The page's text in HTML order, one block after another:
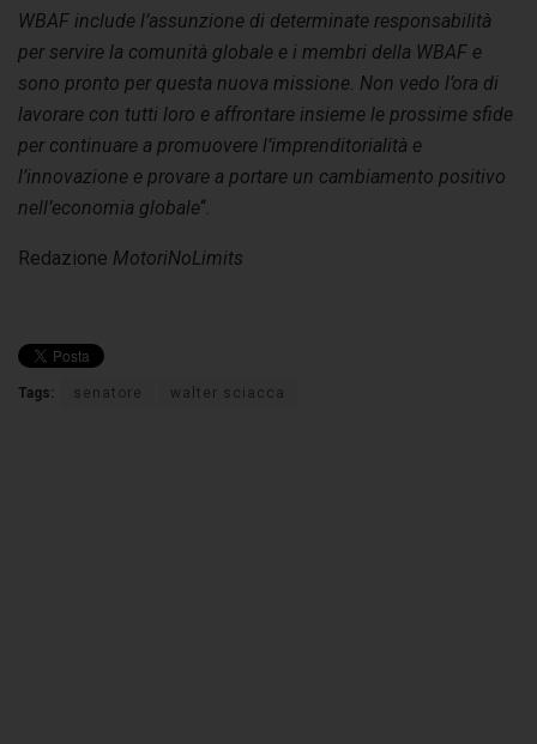
WBAF include l’assunzione di determinate responsabilità
per servire la comunità globale e i membri della WBAF e
sono pronto per questa nuova missione. Non vedo l’ora di
lavorare con tutti loro e affrontare insieme le prossime sfide
per continuare a promuovere l’imprenditorialità e
l’innovazione e provare a portare un cambiamento positivo
nell’economia globale“.
Redazione MotoriNoLimits
Tags: senatore walter sciacca